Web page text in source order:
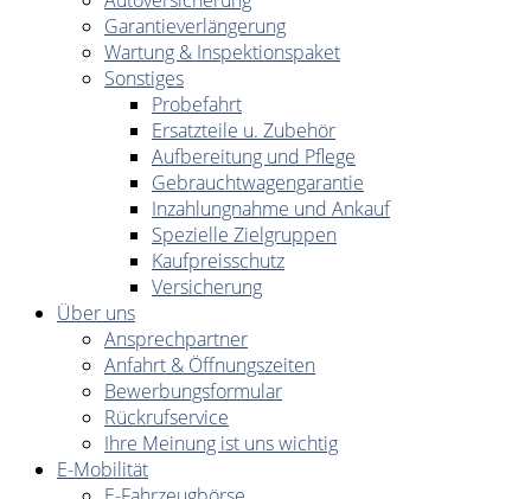
Garantieverlängerung
Wartung & Inspektionspaket
Sonstiges
Probefahrt
Ersatzteile u. Zubehör
Aufbereitung und Pflege
Gebrauchtwagengarantie
Inzahlungnahme und Ankauf
Spezielle Zielgruppen
Kaufpreisschutz
Versicherung
Über uns
Ansprechpartner
Anfahrt & Öffnungszeiten
Bewerbungsformular
Rückrufservice
Ihre Meinung ist uns wichtig
E-Mobilität